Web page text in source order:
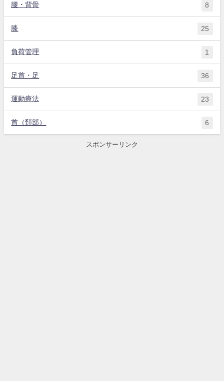
腰・背骨 8
膝 25
負荷管理 1
足首・足 36
運動療法 23
首（頚部） 6
スポンサーリンク